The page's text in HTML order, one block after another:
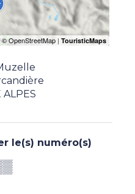
ALPES
le(s) numéro(s)